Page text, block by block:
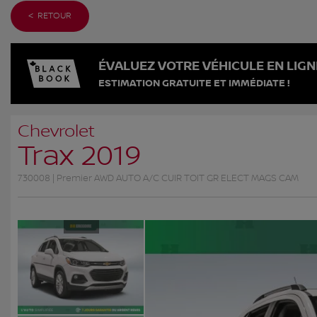
< RETOUR
ÉVALUEZ VOTRE VÉHICULE EN
ESTIMATION GRATUITE ET IMMÉDIATE !
Chevrolet
Trax 2019
730008 | Premier AWD AUTO A/C CUIR TOIT GR ELECT MAGS CAM